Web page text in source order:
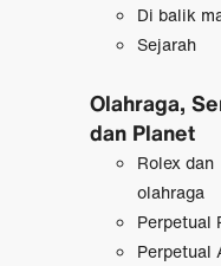
Di balik
Sejarah
Olahraga,
dan Planet
Rolex dan
olahraga
Perpetual
Perpetual